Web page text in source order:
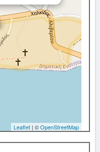
Leaflet | ©OpenStreetMap